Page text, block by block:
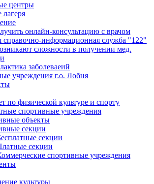
центры
лагеря
онлайн-консультацию с врачом
справочно-информационная служба "122"
сложности в получении мед.
заболеваеий
учреждения г.о. Лобня
по физической культуре и спорту
спортивные учреждения
объекты
секции
секции
секции
спортивные учреждения
культуры